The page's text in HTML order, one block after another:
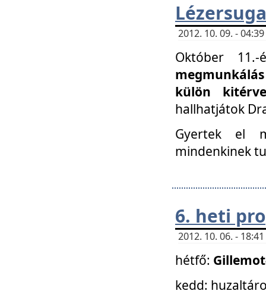
2012. 10. 09. -
Október
külön
hallhatjátok
Gyertek el
mindenkinek
6. heti
2012. 10. 06. -
hétfő:
kedd: